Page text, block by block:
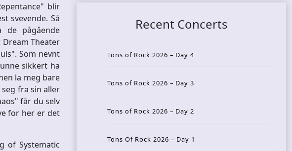
blir
svevende. Så
pågående
Theater
Som nevnt
sikkert ha
la meg bare
fra sin aller
får du selv
for her er det
of Systematic
Recent Concerts
Tons of Rock 2026 – Day 4
Tons of Rock 2026 – Day 3
Tons of Rock 2026 – Day 2
Tons Of Rock 2026 – Day 1